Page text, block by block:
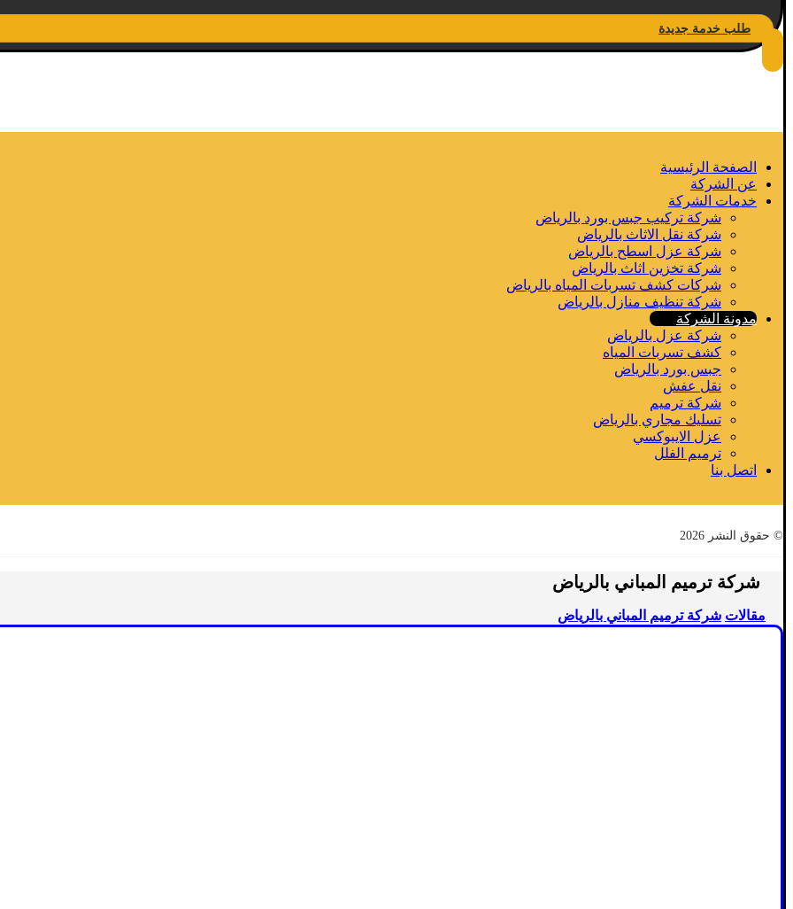
طلب خدمة جديدة
الصفحة الرئيسية
عن الشركة
خدمات الشركة
شركة تركيب جبس بورد بالرياض
شركة نقل الاثاث بالرياض
شركة عزل اسطح بالرياض
شركة تخزين اثاث بالرياض
شركات كشف تسربات المياه بالرياض
شركة تنظيف منازل بالرياض
مدونة الشركة
شركة عزل بالرياض
كشف تسربات المياه
جبس بورد بالرياض
نقل عفش
شركة ترميم
تسليك مجاري بالرياض
عزل الايبوكسي
ترميم الفلل
اتصل بنا
© حقوق النشر 2026
شركة ترميم المباني بالرياض
مقالات شركة ترميم المباني بالرياض